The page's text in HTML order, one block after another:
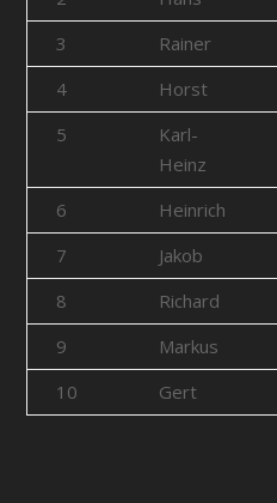
3
Rainer
4
Horst
5
Karl-
Heinz
6 Heinrich
7
Jakob
8
Richard
9
Markus
10
Gert